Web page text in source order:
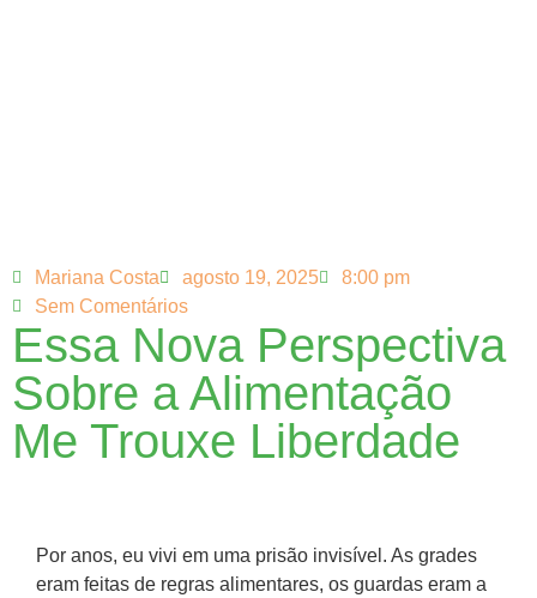
Mariana Costa agosto 19, 2025
8:00 pm
Sem Comentários
Essa Nova Perspectiva
Sobre a Alimentação
Me Trouxe Liberdade
Por anos, eu vivi em uma prisão invisível. As grades
eram feitas de regras alimentares, os guardas eram a